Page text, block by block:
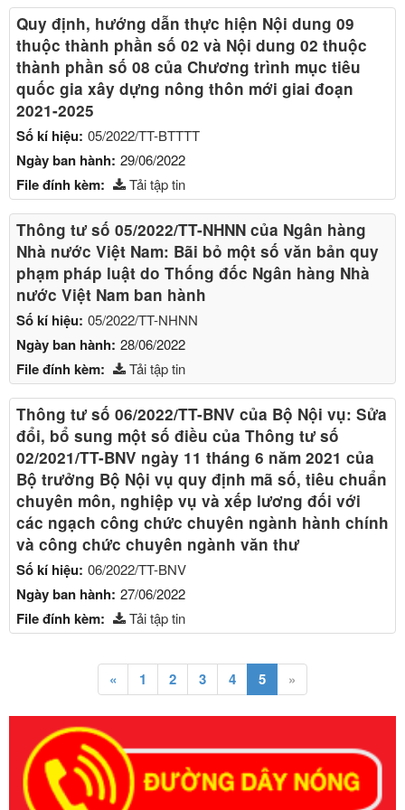
Quy định, hướng dẫn thực hiện Nội dung 09
thuộc thành phần số 02 và Nội dung 02 thuộc
thành phần số 08 của Chương trình mục tiêu
quốc gia xây dựng nông thôn mới giai đoạn
2021-2025
Số kí hiệu: 05/2022/TT-BTTTT
Ngày ban hành: 29/06/2022
File đính kèm: Tải tập tin
Thông tư số 05/2022/TT-NHNN của Ngân hàng
Nhà nước Việt Nam: Bãi bỏ một số văn bản quy
phạm pháp luật do Thống đốc Ngân hàng Nhà
nước Việt Nam ban hành
Số kí hiệu: 05/2022/TT-NHNN
Ngày ban hành: 28/06/2022
File đính kèm: Tải tập tin
Thông tư số 06/2022/TT-BNV của Bộ Nội vụ: Sửa
đổi, bổ sung một số điều của Thông tư số
02/2021/TT-BNV ngày 11 tháng 6 năm 2021 của
Bộ trưởng Bộ Nội vụ quy định mã số, tiêu chuẩn
chuyên môn, nghiệp vụ và xếp lương đối với
các ngạch công chức chuyên ngành hành chính
và công chức chuyên ngành văn thư
Số kí hiệu: 06/2022/TT-BNV
Ngày ban hành: 27/06/2022
File đính kèm: Tải tập tin
« 1 2 3 4 5 »